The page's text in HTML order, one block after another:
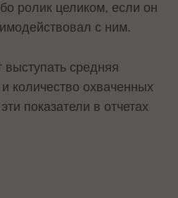
ролик целиком, если он
с ним.
выступать средняя
количество охваченных
показатели в отчетах